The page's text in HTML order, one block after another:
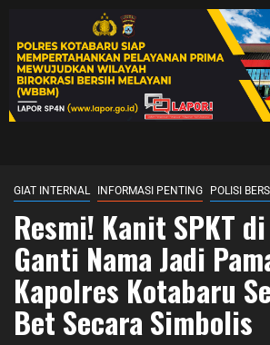
GIAT INTERNAL INFORMASI PENTING POLISI
Resmi! Kanit SPKT
Ganti Nama Jadi
Kapolres Kotabaru
Bet Secara Simbolis